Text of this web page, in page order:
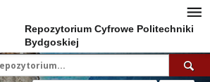
Repozytorium Cyfrowe Politechniki
Bydgoskiej